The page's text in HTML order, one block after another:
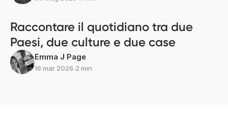
Raccontare il quotidiano tra due
Paesi, due culture e due case
Emma J Page
16 mar 2026∙2 min